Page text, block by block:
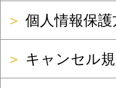
＞ 個人情報保護
＞ キャンセル